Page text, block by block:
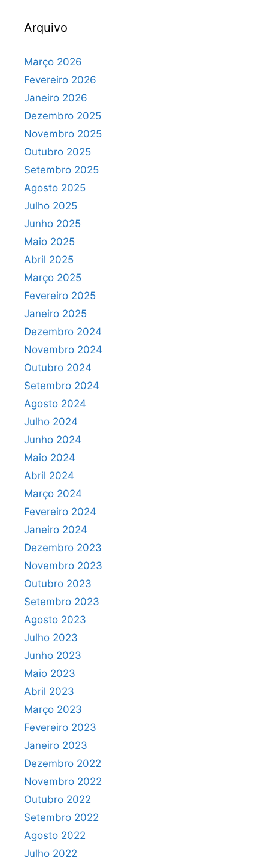
Arquivo
Março 2026
Fevereiro 2026
Janeiro 2026
Dezembro 2025
Novembro 2025
Outubro 2025
Setembro 2025
Agosto 2025
Julho 2025
Junho 2025
Maio 2025
Abril 2025
Março 2025
Fevereiro 2025
Janeiro 2025
Dezembro 2024
Novembro 2024
Outubro 2024
Setembro 2024
Agosto 2024
Julho 2024
Junho 2024
Maio 2024
Abril 2024
Março 2024
Fevereiro 2024
Janeiro 2024
Dezembro 2023
Novembro 2023
Outubro 2023
Setembro 2023
Agosto 2023
Julho 2023
Junho 2023
Maio 2023
Abril 2023
Março 2023
Fevereiro 2023
Janeiro 2023
Dezembro 2022
Novembro 2022
Outubro 2022
Setembro 2022
Agosto 2022
Julho 2022